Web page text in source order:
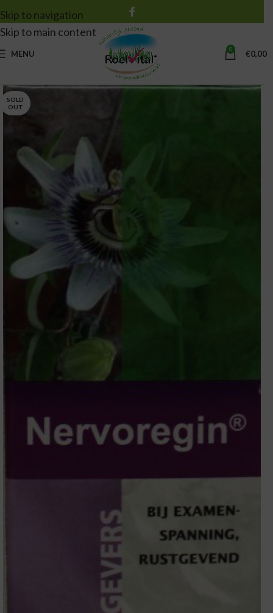
Skip to navigation
Skip to main content
MENU 0 €0,00
SOLD
OUT